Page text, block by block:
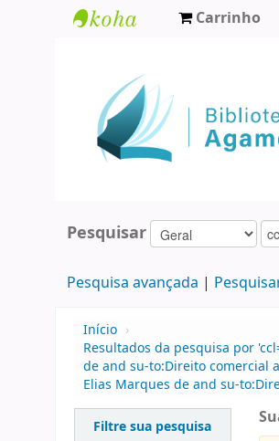
Agamenon
Magalhães
Carrinho
Pesquisar
Pesquisa avançada
Início ›
Resultados da pesquisa por
de and su-to:Direito comercial
Elias Marques de and su-
Filtre sua pesquisa